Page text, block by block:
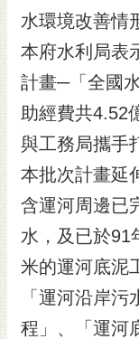
主題服務
市政資訊
市民互動
黃
偉
哲
螢
光
水環境改善情
本府水利局表
計畫─「全國
助經費共4.52
與工務局攜手
本批次計畫延
含運河周邊已
水，及已於91
米的運河底泥
「運河沿岸
程」、「運河